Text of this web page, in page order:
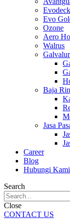
Evodeck
Evo
Ozone
Aero
Walrus
Baja
Jasa
Career
Blog
Hubungi Kami
Search
Close
CONTACT US